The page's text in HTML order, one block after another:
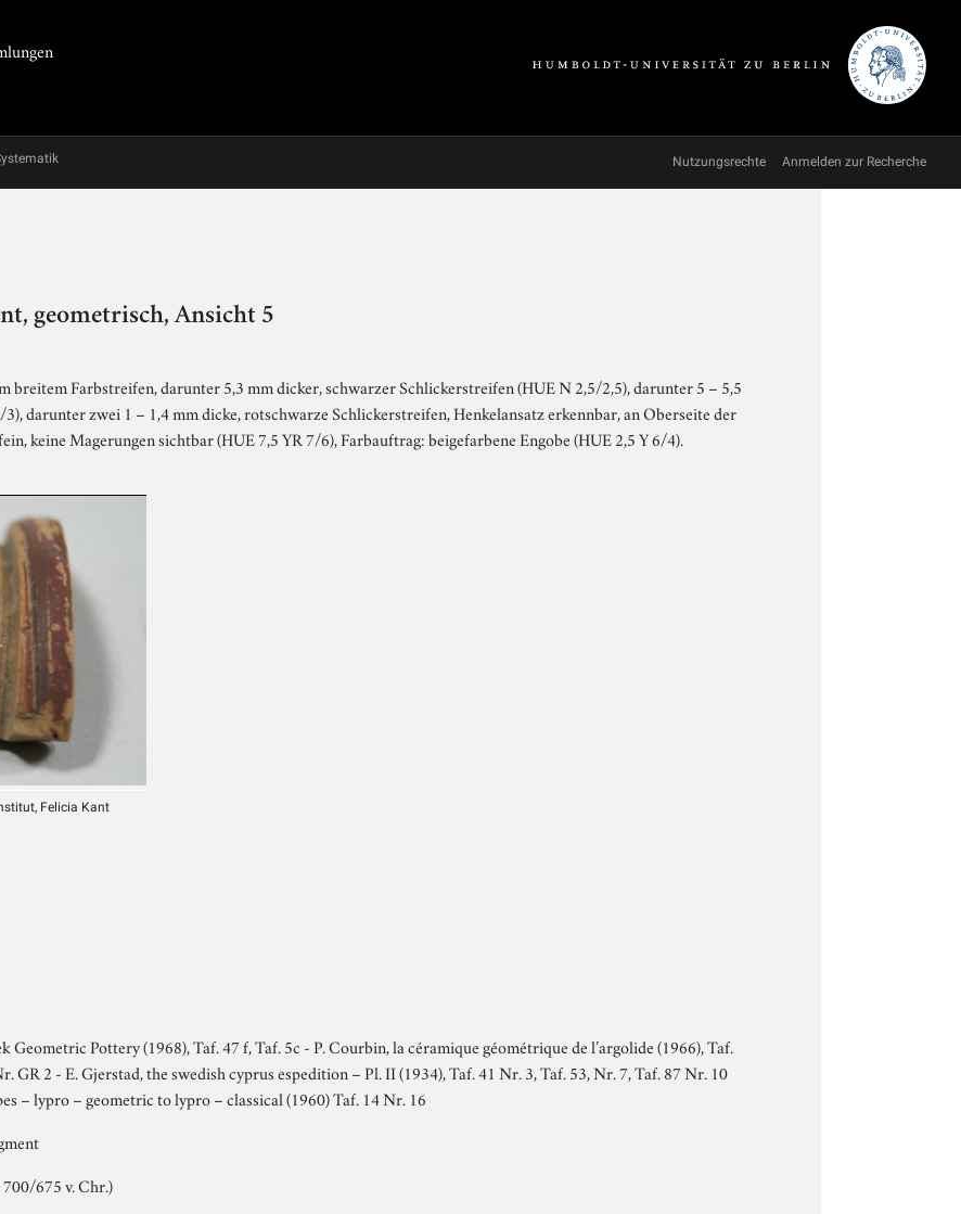
Nutzungsrechte Anmelden zur Recherche
geometrisch, Ansicht 5
breitem Farbstreifen, darunter 5,3 mm dicker, schwarzer Schlickerstreifen (HUE N 2,5/2,5), darunter 5 – 5,5
darunter zwei 1 – 1,4 mm dicke, rotschwarze Schlickerstreifen, Henkelansatz erkennbar, an Oberseite der
keine Magerungen sichtbar (HUE 7,5 YR 7/6), Farbauftrag: beigefarbene Engobe (HUE 2,5 Y 6/4).
Felicia Kant
Geometric Pottery (1968), Taf. 47 f, Taf. 5c - P. Courbin, la céramique géométrique de l’argolide (1966), Taf.
GR 2 - E. Gjerstad, the swedish cyprus espedition – Pl. II (1934), Taf. 41 Nr. 3, Taf. 53, Nr. 7, Taf. 87 Nr. 10
– lypro – geometric to lypro – classical (1960) Taf. 14 Nr. 16
675 v. Chr.)